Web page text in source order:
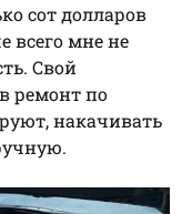
сот долларов
всего мне не
Свой
ремонт по
накачивать